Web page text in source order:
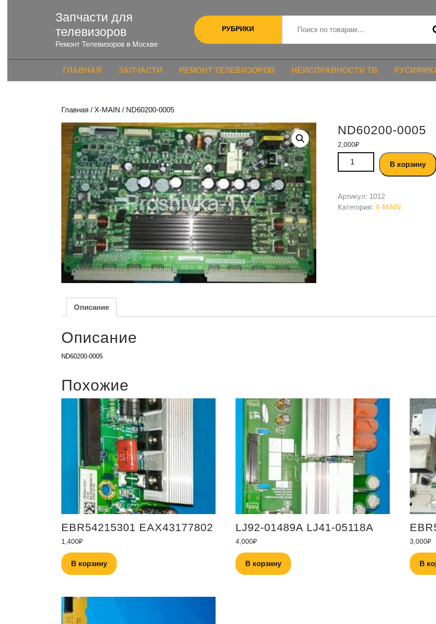
Запчасти для
телевизоров
Ремонт Телевизоров в Москве
РУБРИКИ
ГЛАВНАЯ ЗАПЧАСТИ РЕМОНТ ТЕЛЕВИЗОРОВ НЕИСПРАВНОСТИ ТВ
Главная / X-MAIN / ND60200-0005
ND60200-0005
2,000₽
В корзину
Артикул: 1012
Категория: X-MAIN
Описание
Описание
ND60200-0005
Похожие
EBR54215301 EAX43177802
1,400₽
В корзину
LJ92-01489A LJ41-05118A
4,000₽
В корзину
3,000₽
В